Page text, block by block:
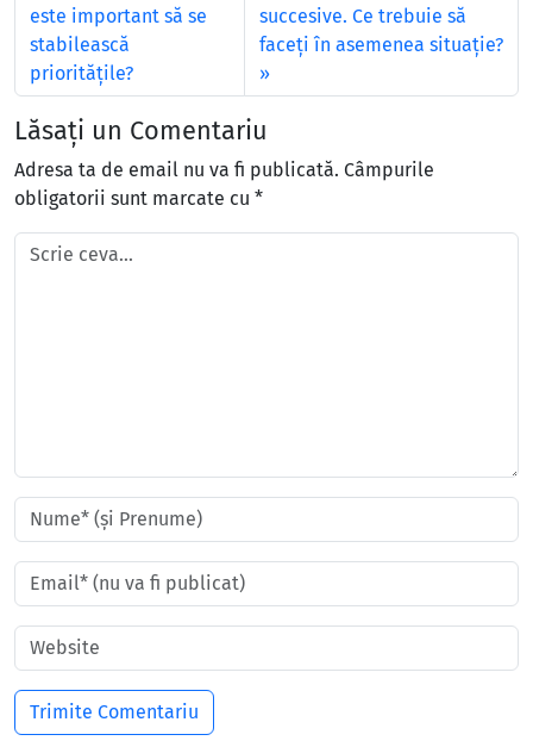
este important să se
stabilească
priorităţile?
succesive. Ce trebuie să
faceți în asemenea situație?
Lăsați un Comentariu
Adresa ta de email nu va fi publicată. Câmpurile
obligatorii sunt marcate cu *